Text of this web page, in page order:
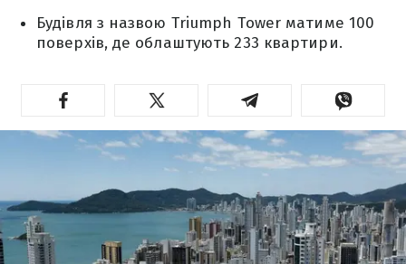
Будівля з назвою Triumph Tower матиме 100
поверхів, де облаштують 233 квартири.